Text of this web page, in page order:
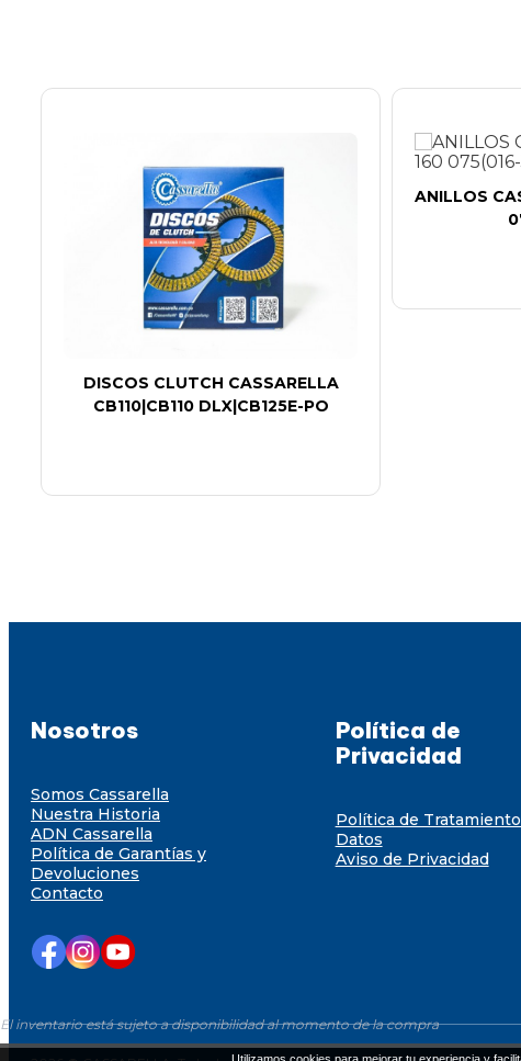
El inventario está sujeto a disponibilidad al momento de la compra
DISCOS CLUTCH CASSARELLA
CB110|CB110 DLX|CB125E-PO
ANILLOS
Nosotros
Somos Cassarella
Nuestra Historia
ADN Cassarella
Política de Garantías y
Devoluciones
Contacto
Política de
Privacidad
Política de
Datos
Aviso de Privacidad